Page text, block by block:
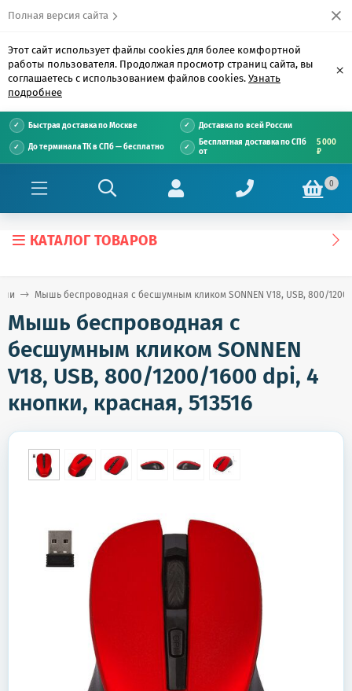
Полная версия сайта
Этот сайт использует файлы cookies для более комфортной
работы пользователя. Продолжая просмотр страниц сайта, вы
соглашаетесь с использованием файлов cookies. Узнать
подробнее
×
Быстрая доставка по Москве Доставка по всей России
До терминала ТК в СПб — бесплатно
Бесплатная доставка по СПб
от
5 000
₽
0
КАТАЛОГ ТОВАРОВ
Мышь беспроводная с бесшумным кликом SONNEN V18, USB, 800/1200/
Мышь беспроводная с
бесшумным кликом SONNEN
V18, USB, 800/1200/1600 dpi, 4
кнопки, красная, 513516